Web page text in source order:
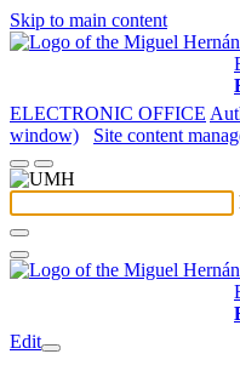
Skip to main content
ELECTRONIC OFFICE
window)
Site content
Edit